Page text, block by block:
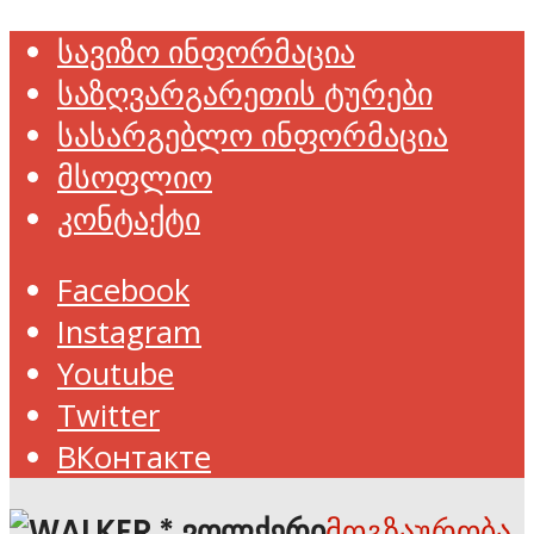
სავიზო ინფორმაცია
საზღვარგარეთის ტურები
სასარგებლო ინფორმაცია
მსოფლიო
კონტაქტი
Facebook
Instagram
Youtube
Twitter
ВКонтакте